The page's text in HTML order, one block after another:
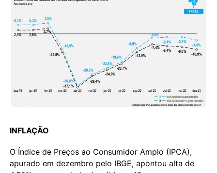
INFLAÇÃO
O Índice de Preços ao Consumidor Amplo (IPCA),
apurado em dezembro pelo IBGE, apontou alta de